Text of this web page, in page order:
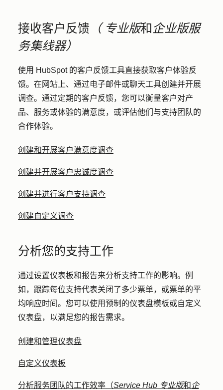
接收客户反馈 （专业版和企业版服
务集线器）
使用 HubSpot 的客户反馈工具直接获取客户体验反
馈。在网站上、通过电子邮件或聊天工具创建并开展
调查。通过定期的客户反馈，您可以衡量客户对产
品、服务或体验的满意度，或评估他们与支持团队的
合作体验。
创建和开展客户满意度调查
创建并开展客户忠诚度调查
创建并进行客户支持调查
创建自定义调查
分析您的支持工作
通过设置仪表板和报告来分析支持工作的影响。例
如，跟踪每位支持代表关闭了多少票单，或票单的平
均响应时间。您可以使用预制的仪表盘模板或自定义
仪表盘，以满足您的报告需求。
创建和管理仪表盘
自定义仪表板
分析服务团队的工作效率（Service Hub 专业版和 企